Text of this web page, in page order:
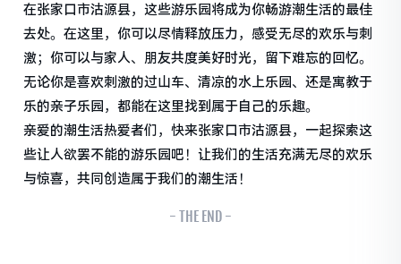
在张家口市沽源县，这些游乐园将成为你畅游潮生活的最佳
去处。在这里，你可以尽情释放压力，感受无尽的欢乐与刺
激；你可以与家人、朋友共度美好时光，留下难忘的回忆。
无论你是喜欢刺激的过山车、清凉的水上乐园、还是寓教于
乐的亲子乐园，都能在这里找到属于自己的乐趣。
亲爱的潮生活热爱者们，快来张家口市沽源县，一起探索这
些让人欲罢不能的游乐园吧！让我们的生活充满无尽的欢乐
与惊喜，共同创造属于我们的潮生活！
- THE END -